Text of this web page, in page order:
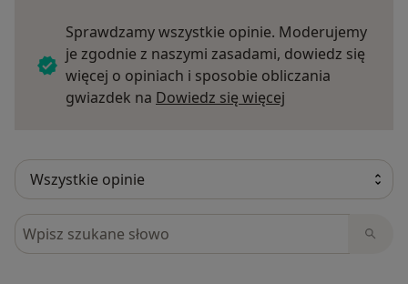
Sprawdzamy wszystkie opinie. Moderujemy
je zgodnie z naszymi zasadami, dowiedz się
więcej o opiniach i sposobie obliczania
gwiazdek na Dowiedz się więcej
Szukaj w opiniach